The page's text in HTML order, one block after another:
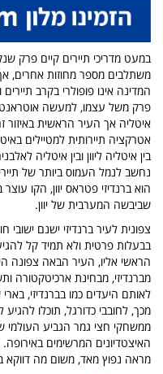
במעט מדריכי תיירים קיים פרק
משתלבים מספר מחוזות אחרים,
המדינה אינו פופולרי בקרב
פרק משל עצמו, למעשה אוטראנטו
איטליה אך העיר הראשית באיזור
אטרקציה תיירותית למטיילים
בין איטליה ליוון ובין איטליה
נחשב לנמל העמוס ביותר של
הוא ברנדיזי פטראס יוון, הקו
שביבשה המערבית של יוון.
צפונית לעיר ברנדיזי ישנם
בבעלות פרטית ולא תמיד קל
הראשי אליו, העיר הבאה צפונה
מברנדיזי, מבחינת ארכיטקטורה
לאותם היעדים כמו בברנדיזי,
מכך, לחובבי כדורגל, תוכלו
ממשחקי חצי גמר הגביע העולמי
האיצטדיונים המרשימים
מראה נפוץ מאד, משום מה דווקא